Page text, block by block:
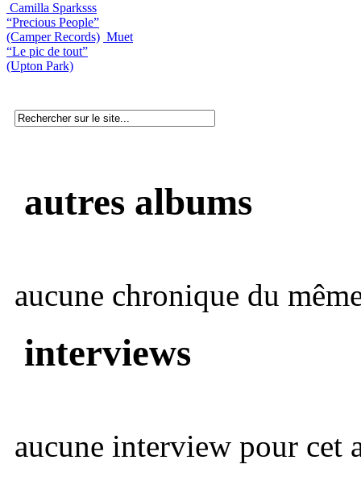
Camilla Sparksss
“Precious People”
(Camper Records) Muet
“Le pic de tout”
(Upton Park)
autres albums
aucune chronique du
interviews
aucune interview pour cet